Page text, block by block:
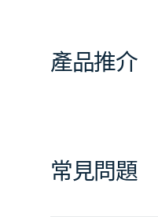
產品推介
常見問題